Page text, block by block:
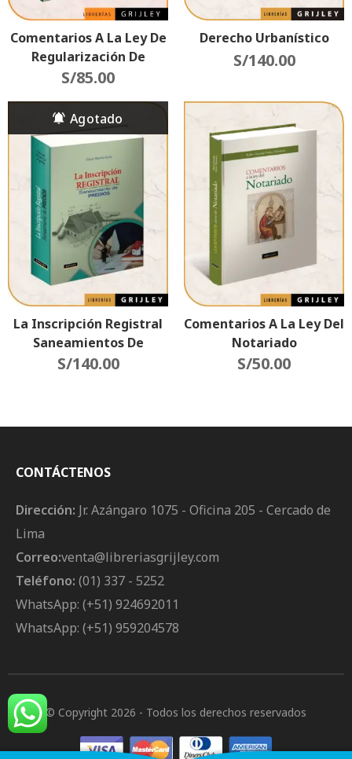
Comentarios A La Ley De
Regularización De
Edificaciones (Régimen
Inmobiliarias De
Propiedad Exclusiva De
Propiedad Común)
S/85.00
Derecho Urbanístico
S/140.00
La Inscripción Registral
Saneamientos De
Predios
S/140.00
Comentarios A La Ley Del
Notariado
S/50.00
CONTÁCTENOS
Dirección: Jr. Azángaro 1075 - Oficina 205 - Cercado de
Lima
Correo:venta@libreriasgrijley.com
Teléfono: (01) 337 - 5252
WhatsApp: (+51) 924692011
WhatsApp: (+51) 959204578
© Copyright 2026 - Todos los derechos reservados